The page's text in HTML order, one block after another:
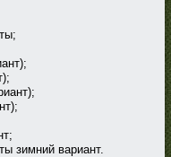
зимний вариант.